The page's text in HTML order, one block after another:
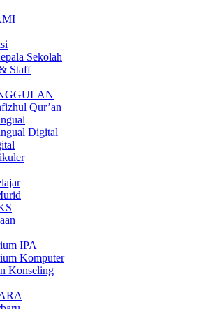
Sekolah
Staff
Qur’an
Digital
IPA
Komputer
Konseling